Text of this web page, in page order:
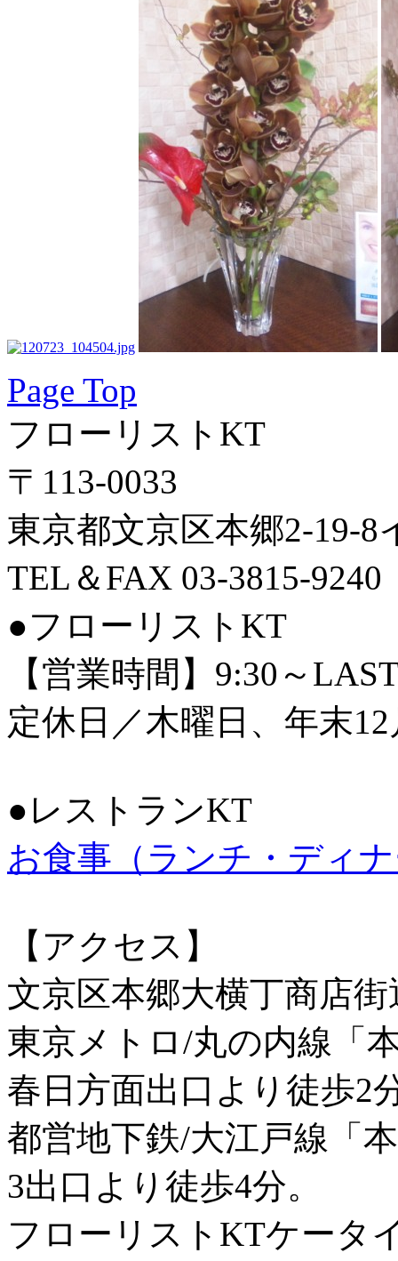
Page Top
フローリストKT
〒113-0033
東京都文京区本郷2-19-8
TEL＆FAX 03-3815-9240
●フローリストKT
【営業時間】9:30～
定休日／木曜日、年末
●レストランKT
お食事（ランチ・ディ
【アクセス】
文京区本郷大横丁商店
東京メトロ/丸の内線「
春日方面出口より徒歩2
都営地下鉄/大江戸線「
3出口より徒歩4分。
フローリストKTケータ